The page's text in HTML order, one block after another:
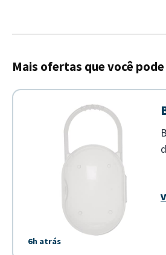
Mais ofertas que você
6h atrás